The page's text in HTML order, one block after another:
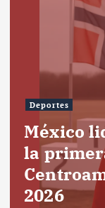
Deportes
México
la
2026